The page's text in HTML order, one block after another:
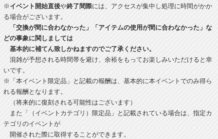
※ イベント開始直後や終了間際には、アクセスが集中し処理に時間がかか
る場合がございます。
「交換が間に合わなかった」「アイテムの使用が間に合わなかった」な
どの事象に関しましては
基本的に補てん致しかねますのでご了承ください。
混雑が予想される時間帯を避け、余裕をもってお楽しみいただけると幸
いです。
※「本イベント限定品」と記載の報酬は、基本的に本イベントでのみ得ら
れる報酬となります。
（将来的に復刻される可能性はございます）
また「（イベントカテゴリ）限定品」と記載されている場合は、指定カ
テゴリのイベントが
開催された際に取得することができます。